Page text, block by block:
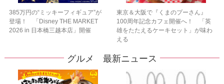
385万円の“ミッキーフィギュア”が
登場！ 「Disney THE MARKET
2026 in 日本橋三越本店」開催
東京＆大阪で『くまのプーさん』
100周年記念カフェ開催へ！ 「英
雄をたたえるケーキセット」が味わ
える
グルメ 最新ニュース